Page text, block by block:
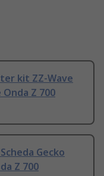
kit ZZ-Wave
Z 700
Gecko
Z 700